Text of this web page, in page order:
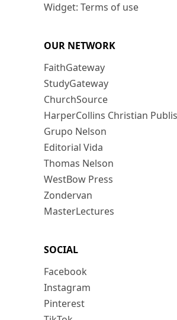
Widget: Terms of use
OUR NETWORK
FaithGateway
StudyGateway
ChurchSource
HarperCollins Christian
Grupo Nelson
Editorial Vida
Thomas Nelson
WestBow Press
Zondervan
MasterLectures
SOCIAL
Facebook
Instagram
Pinterest